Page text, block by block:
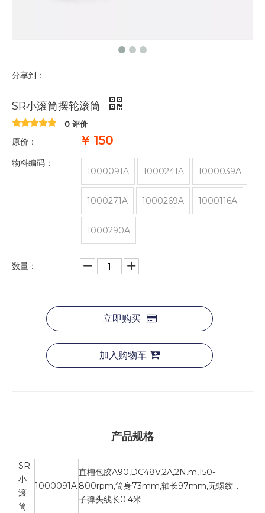
分享到：
SR小滚筒摆轮滚筒
0 评价
原价： ￥ 150
物料编码：
1000091A 1000241A 1000039A
1000271A 1000269A 1000116A
1000290A
数量：
立即购买
加入购物车
产品规格
SR
小
滚
筒
1000091A
直槽包胶A90,DC48V,2A,2N.m,150-
800rpm,筒身73mm,轴长97mm,无螺纹，
子弹头线长0.4米